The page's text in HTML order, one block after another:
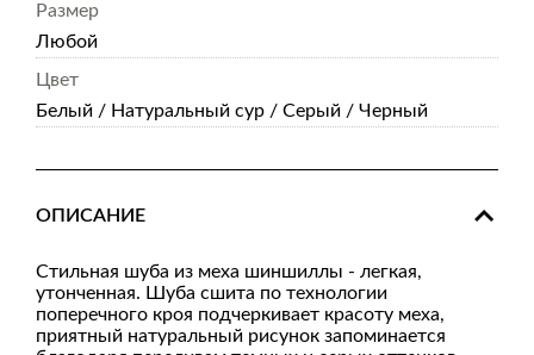
Размер
Любой
Цвет
Белый / Натуральный сур / Серый / Черный
ОПИСАНИЕ
Стильная шуба из меха шиншиллы - легкая,
утонченная. Шуба сшита по технологии
поперечного кроя подчеркивает красоту меха,
приятный натуральный рисунок запоминается